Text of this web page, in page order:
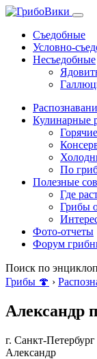
Съедобные
Условно-
Несъедобные
Кулинарные
По
Полезные
Где
Грибы
Фото-отчеты
Форум
Поиск по
Грибы 🍄 ›
Александр
г. Санкт-Петербург
Александр